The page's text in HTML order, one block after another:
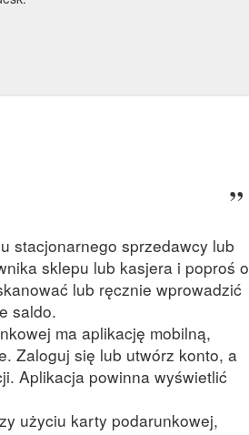
stacjonarnego sprzedawcy lub
sklepu lub kasjera i poproś o
lub ręcznie wprowadzić
saldo.
ma aplikację mobilną,
Zaloguj się lub utwórz konto, a
Aplikacja powinna wyświetlić
użyciu karty podarunkowej,